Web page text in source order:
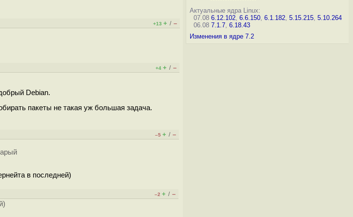
+13 + / –
+4 + / –
Debian.
пакеты не такая уж большая задача.
–5 + / –
в последней)
–2 + / –
Актуальные ядра Linux:
07.08 6.12.102, 6.6.150, 6.1.182, 5.15.215, 5.10.264
06.08 7.1.7, 6.18.43
Изменения в ядре 7.2